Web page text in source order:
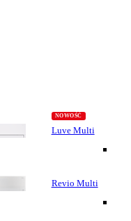
Luve Multi
Revio Multi